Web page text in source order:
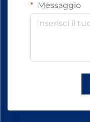
Messaggio